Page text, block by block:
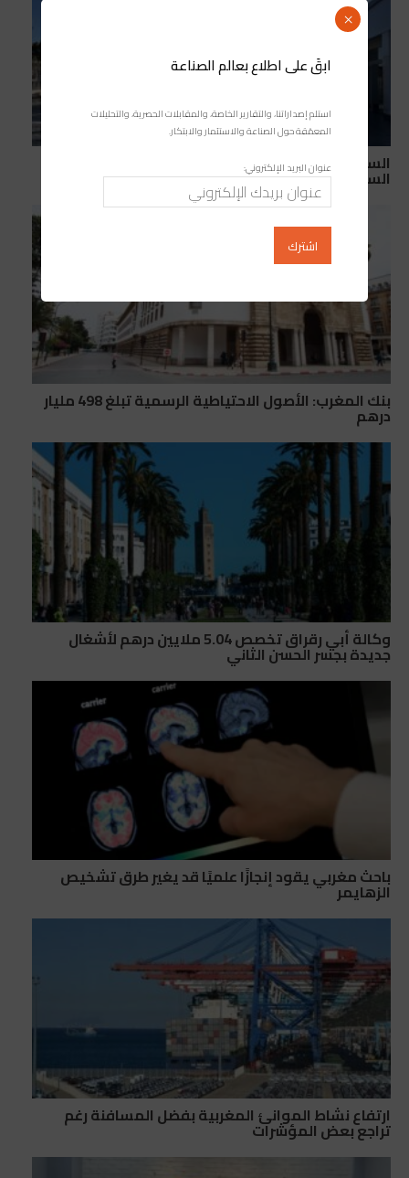
السيارات في المغرب: لماذا تهيمن داسيا ورونو على
السوق المغربية؟
بنك المغرب: الأصول الاحتياطية الرسمية تبلغ 498 مليار
درهم
وكالة أبي رقراق تخصص 5.04 ملايين درهم لأشغال
جديدة بجسر الحسن الثاني
باحث مغربي يقود إنجازًا علميًا قد يغير طرق تشخيص
الزهايمر
ارتفاع نشاط الموانئ المغربية بفضل المسافنة رغم
تراجع بعض المؤشرات
ابقَ على اطلاع بعالم الصناعة
استلم إصداراتنا، والتقارير الخاصة، والمقابلات الحصرية، والتحليلات
المعمّقة حول الصناعة والاستثمار والابتكار.
عنوان البريد الإلكتروني:
×